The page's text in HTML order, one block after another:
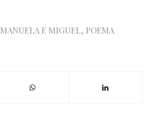
MANUELA E MIGUEL, POEMA